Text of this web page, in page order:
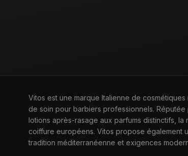
MARQUE
VITOS
Vitos est une marque Italienne de
de soin pour barbiers professionnels.
lotions après-rasage aux parfums distinctifs,
coiffure européens. Vitos propose également
tradition méditerranéenne et exigences